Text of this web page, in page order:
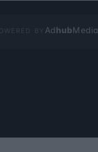
Ad hubMedia